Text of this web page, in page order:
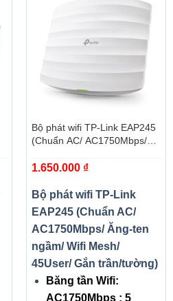
Bộ phát wifi TP-Link EAP245
(Chuẩn AC/ AC1750Mbps/
45User/ Gắn trần/tường)
1.650.000 ₫
Bộ phát wifi TP-Link
EAP245 (Chuẩn AC/
AC1750Mbps/ Ăng-ten
ngầm/ Wifi Mesh/
45User/ Gắn trần/tường)
Băng tần Wifi:
AC1750Mbps : 5